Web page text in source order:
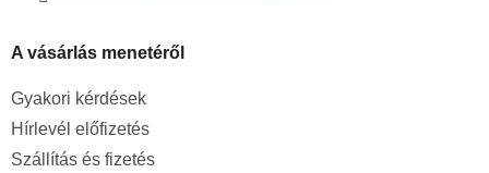
A vásárlás menetéről
Gyakori kérdések
Hírlevél előfizetés
Szállítás és fizetés